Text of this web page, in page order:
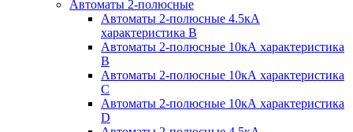
Автоматы 2-полюсные
Автоматы 2-полюсные 4.5кА
характеристика В
Автоматы 2-полюсные 10кА характеристика
B
Автоматы 2-полюсные 10кА характеристика
C
Автоматы 2-полюсные 10кА характеристика
D